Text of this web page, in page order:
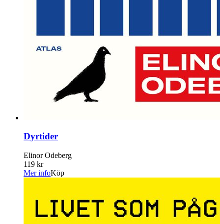
Dyrtider
Elinor Odeberg
119 kr
Mer infoKöp